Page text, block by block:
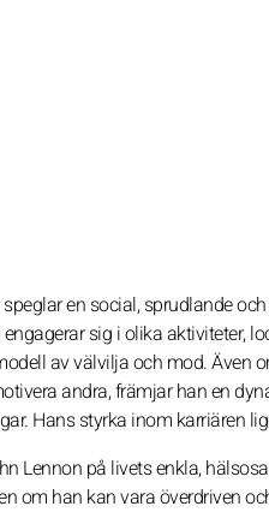
en social, sprudlande
sig i olika aktiviteter,
av välvilja och mod. Även
andra, främjar han en
Hans styrka inom karriären
Lennon på livets enkla,
om han kan vara överdriven